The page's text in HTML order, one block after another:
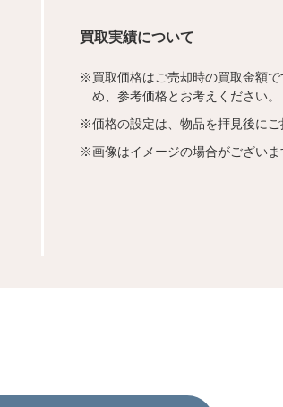
買取実績について
※買取価格はご売却時の買取金額
め、参考価格とお考えください。
※価格の設定は、物品を拝見後にご
※画像はイメージの場合がございま